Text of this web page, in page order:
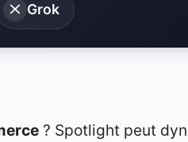
Grok
? Spotlight peut